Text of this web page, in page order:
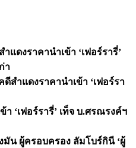
ดงราคานำเข้า ‘เฟอร์รารี่’
า
สำแดงราคานำเข้า ‘เฟอร์รา
‘เฟอร์รารี่’ เท็จ บ.ศรณรงค์ฯ
งมัน ผู้ครอบครอง ลัมโบร์กินี ‘ผู้